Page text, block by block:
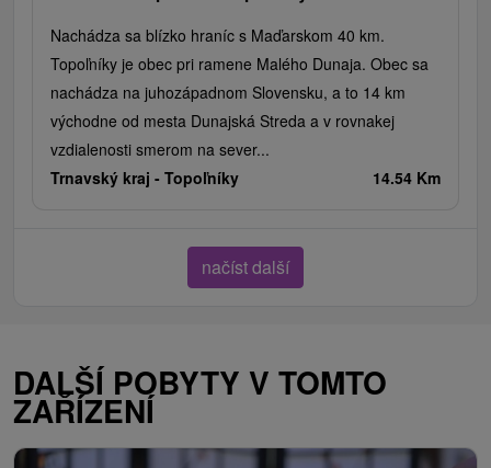
Nachádza sa blízko hraníc s Maďarskom 40 km.
Topoľníky je obec pri ramene Malého Dunaja. Obec sa
nachádza na juhozápadnom Slovensku, a to 14 km
východne od mesta Dunajská Streda a v rovnakej
vzdialenosti smerom na sever...
Trnavský kraj - Topoľníky 14.54 Km
načíst další
DALŠÍ POBYTY V TOMTO
ZAŘÍZENÍ